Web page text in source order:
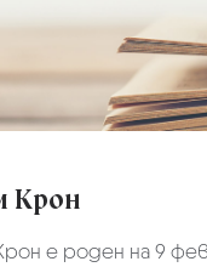
Крон
е роден на 9